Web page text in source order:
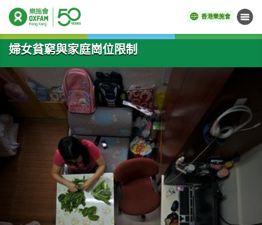
香港樂施會 目錄
開始主要內容
婦女貧窮與家庭崗位限制